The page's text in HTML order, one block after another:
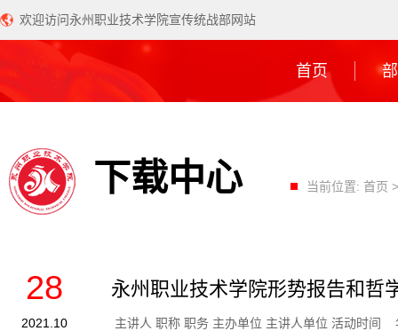
欢迎访问永州职业技术学院宣传统战部网站
首页
下载中心 当前位置: 首页
28
2021.10
永州职业技术学院形势报告和哲
主讲人 职称 职务 主办单位 主讲人单位